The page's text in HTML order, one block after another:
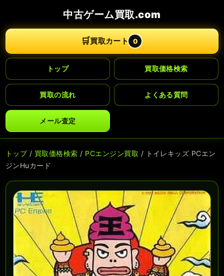
中古ゲーム買取.com
🛒買取カート 0
トップ 買取価格検索
買取の流れ よくある質問
メール査定
トップ/ 買取価格検索 / PCエンジン買取 / トイレキッズ PCエン
ジンHuカード